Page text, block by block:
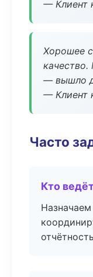
— Клиент
Хорошее
— вышло
— Клиент
Часто
Кто